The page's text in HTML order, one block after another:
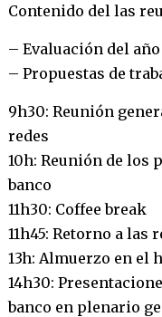
Contenido del las
– Evaluación del año
– Propuestas de
9h30: Reunión
redes
10h: Reunión de los
banco
11h30: Coffee break
11h45: Retorno a las
13h: Almuerzo en el
14h30:
banco en plenario